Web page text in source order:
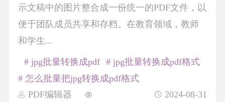
示文稿中的图片整合成一份统一的PDF文件，以
便于团队成员共享和存档。在教育领域，教师
和学生...
PDF编辑器 2024-08-31
# jpg批量转换成pdf
# jpg批量转换成pdf格式
# 怎么批量把jpg转换成pdf格式